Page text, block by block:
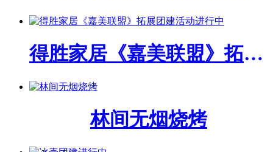
得胜家居《嘉美联盟》拓展团建活动进行中
林间无烟烧烤